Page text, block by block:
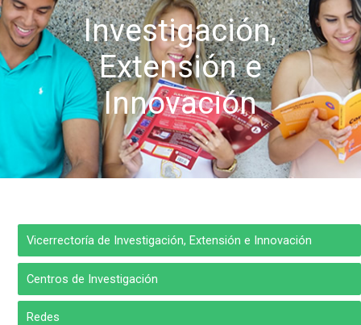
Investigación,
Extensión e
Innovación
Vicerrectoría de Investigación, Extensión e Innovación
Centros de Investigación
Redes